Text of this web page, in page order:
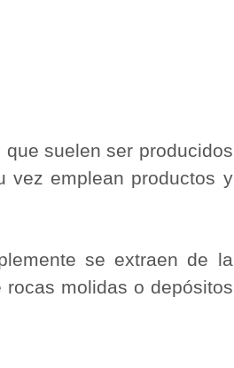
suelen ser producidos
emplean productos y
se extraen de la
molidas o depósitos